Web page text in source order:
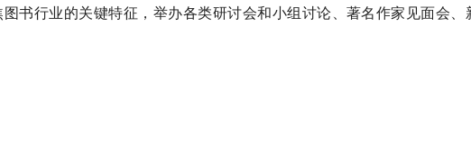
行业的关键特征，举办各类研讨会和小组讨论、著名作家见面会、